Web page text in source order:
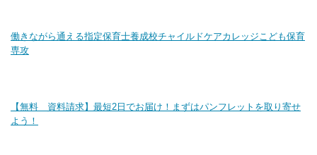
働きながら通える指定保育士養成校チャイルドケアカレッジこども保育
専攻
【無料 資料請求】最短2日でお届け！まずはパンフレットを取り寄せ
よう！